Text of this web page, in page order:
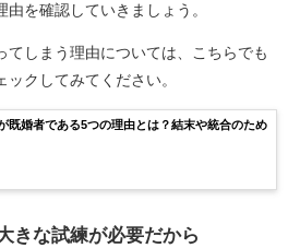
を確認していきましょう。
てしまう理由については、こちらでも
クしてみてください。
既婚者である5つの理由とは？結末や統合のため
きな試練が必要だから